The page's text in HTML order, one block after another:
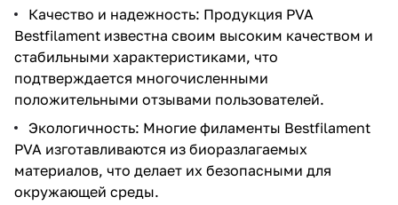
Качество и надежность: Продукция PVA
Bestfilament известна своим высоким качеством и
стабильными характеристиками, что
подтверждается многочисленными
положительными отзывами пользователей.
Экологичность: Многие филаменты Bestfilament
PVA изготавливаются из биоразлагаемых
материалов, что делает их безопасными для
окружающей среды.